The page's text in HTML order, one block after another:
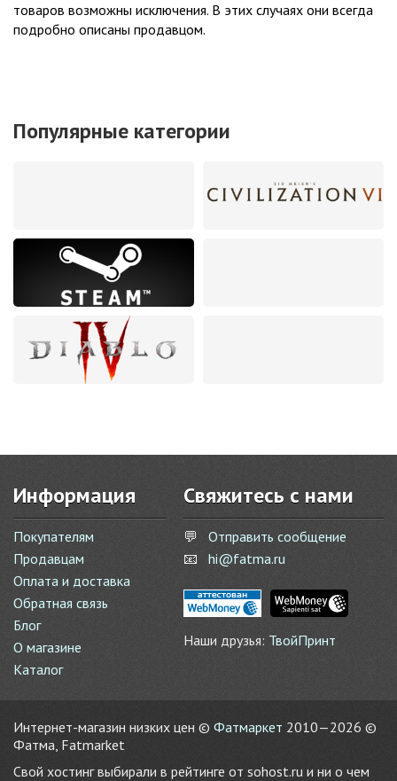
товаров возможны исключения. В этих случаях они всегда
подробно описаны продавцом.
Популярные категории
Информация
Покупателям
Продавцам
Оплата и доставка
Обратная связь
Блог
О магазине
Каталог
Свяжитесь с нами
💬
Отправить сообщение
📧
hi@fatma.ru
Наши друзья: ТвойПринт
Интернет-магазин низких цен © Фатмаркет 2010—2026 ©
Фатма, Fatmarket
Свой хостинг выбирали в рейтинге от sohost.ru и ни о чем